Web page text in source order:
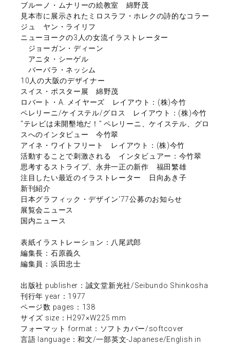
ブルーノ・ムナリーの絵教室 綿野茂
見本市に展示されたミロスラフ・ホレクの詩的なコラー
ジュ ヤン・ライリフ
ニューヨークの3人の女流イラストレーター
ジョーガン・ディーン
アニタ・シーゲル
バーバラ・ネッシム
10人の大阪のデザイナー
スイス・ポスター展 綿野茂
ロバート・A. メイヤーズ レイアウト：(株)今竹
ペレリーニ/ケイステル/グロス レイアウト：(株)今竹
"テレビは未開墾地だ！" ペレリーニ、ケイステル、グロ
スへのインタビュー 今竹翠
アイネ・ワイトフリート レイアウト：(株)今竹
活動することで刺激される インタビュアー：今竹翠
思考するストライプ、永井一正の新作 福田繁雄
注目したい最近のイラストレーター 日向あき子
新刊紹介
日本グラフィック・デザイン'77公募のお知らせ
展覧会ニュース
国内ニュース
表紙イラストレーション：八尾武郎
編集長：石原義久
編集員：浜田忠士
出版社 publisher：誠文堂新光社/Seibundo Shinkosha
刊行年 year：1977
ページ数 pages：138
サイズ size：H297×W225 mm
フォーマット format：ソフトカバー/softcover
言語 language：和文/一部英文-Japanese/English in